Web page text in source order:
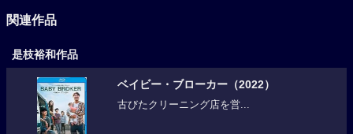
関連作品
是枝裕和作品
ベイビー・ブローカー（2022）
古びたクリーニング店を営...